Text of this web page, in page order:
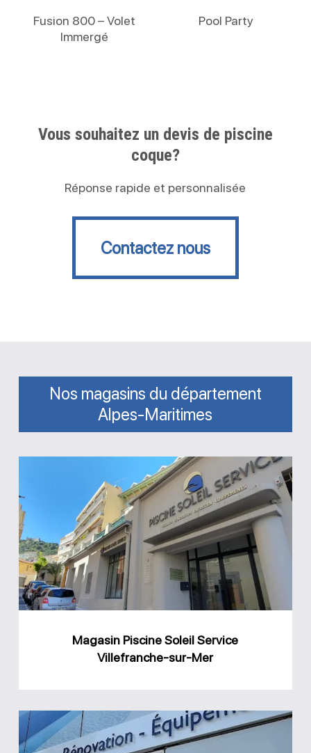
Fusion 800 – Volet
Immergé
Pool Party
Vous souhaitez un devis de piscine
coque?
Réponse rapide et personnalisée
Contactez nous
Contactez nous
Nos magasins du département
Alpes-Maritimes
Magasin
Piscine
Soleil
Service
Villefranche-
sur-
Magasin Piscine Soleil Service
Villefranche-sur-Mer
Magasin
Aquareve